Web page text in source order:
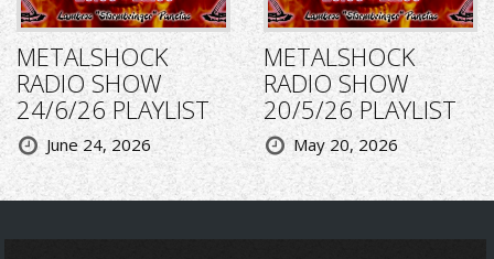
METALSHOCK
RADIO SHOW
24/6/26 PLAYLIST
June 24, 2026
METALSHOCK
RADIO SHOW
20/5/26 PLAYLIST
May 20, 2026